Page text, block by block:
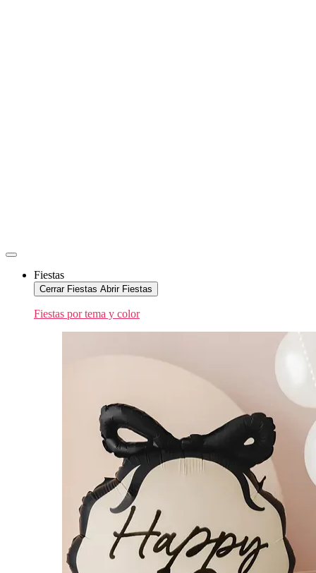
Fiestas
Cerrar Fiestas Abrir Fiestas
Fiestas por tema y color